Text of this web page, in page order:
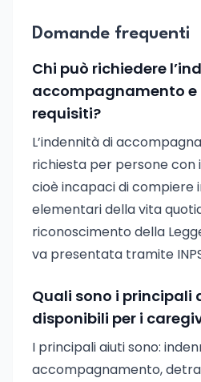
Domande frequenti
Chi può richiedere
accompagnamento e
requisiti?
L’indennità di
richiesta per persone con
cioè incapaci di compiere
elementari della vita
riconoscimento della
va presentata tramite
Quali sono i principali
disponibili per i
I principali aiuti sono:
accompagnamento,